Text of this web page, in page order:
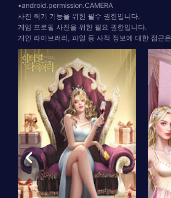
•android.permission.CAMERA
사진 찍기 기능을 위한 필수 권한입니다.
게임 프로필 사진을 위한 필요 권한입니다.
개인 라이브러리, 파일 등 사적 정보에 대한 접근